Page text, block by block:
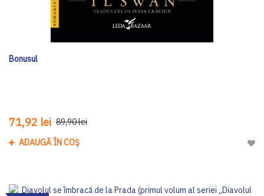
Bonusul
71,92 lei 89,90 lei
ADAUGĂ ÎN COȘ